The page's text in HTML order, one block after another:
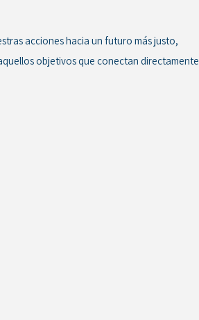
acciones hacia un futuro más justo,
objetivos que conectan directamente